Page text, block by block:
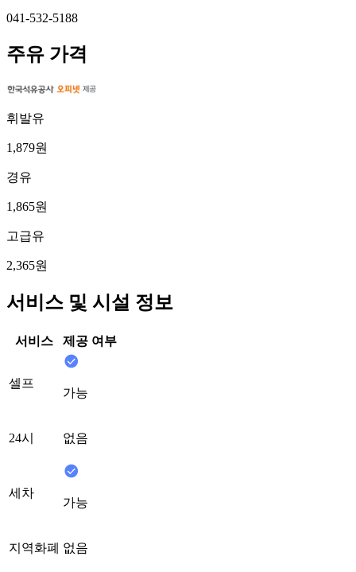
041-532-5188
주유 가격
휘발유
1,879원
경유
1,865원
고급유
2,365원
서비스 및 시설 정보
서비스 제공 여부
셀프
가능
24시 없음
세차
가능
지역화폐 없음